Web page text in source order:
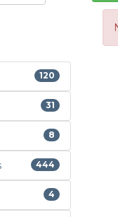
120
31
8
444
4